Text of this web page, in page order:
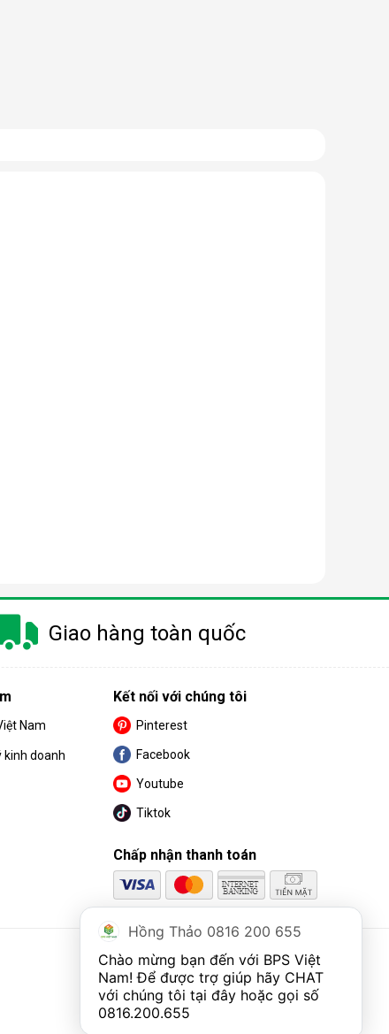
Giao hàng toàn quốc
Nam
kinh doanh
Kết nối với chúng tôi
Pinterest
Facebook
Youtube
Tiktok
Chấp nhận thanh toán
Hồng Thảo 0816 200 655
Chào mừng bạn đến với BPS Việt
Nam! Để được trợ giúp hãy CHAT
0816.200.655